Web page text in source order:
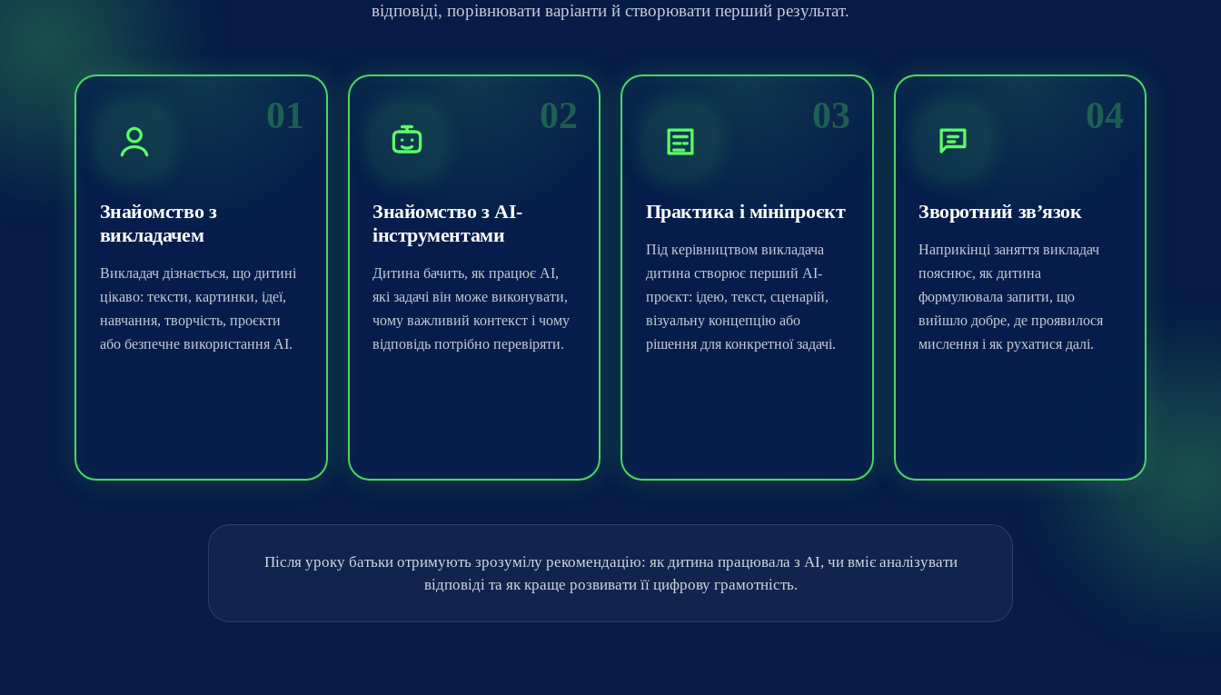
відповіді, порівнювати варіанти й створювати перший результат.
01
Знайомство з
викладачем
Викладач дізнається, що дитині
цікаво: тексти, картинки, ідеї,
навчання, творчість, проєкти
або безпечне використання AI.
02
Знайомство з AI-
інструментами
Дитина бачить, як працює AI,
які задачі він може виконувати,
чому важливий контекст і чому
відповідь потрібно перевіряти.
03
Практика і мініпроєкт
Під керівництвом викладача
дитина створює перший AI-
проєкт: ідею, текст, сценарій,
візуальну концепцію або
рішення для конкретної задачі.
04
Зворотний зв’язок
Наприкінці заняття викладач
пояснює, як дитина
формулювала запити, що
вийшло добре, де проявилося
мислення і як рухатися далі.
Після уроку батьки отримують зрозумілу рекомендацію: як дитина працювала з AI, чи вміє аналізувати
відповіді та як краще розвивати її цифрову грамотність.